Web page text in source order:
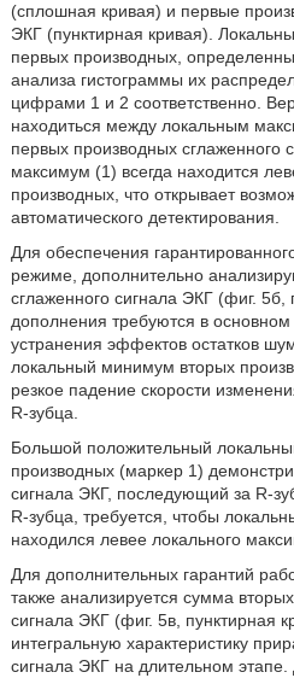
(сплошная кривая) и первые
ЭКГ (пунктирная кривая).
первых производных,
анализа гистограммы их
цифрами 1 и 2 соответственно.
находиться между локальным
первых производных сглаженного
максимум (1) всегда находится
производных, что открывает
автоматического детектирования.
Для обеспечения
режиме, дополнительно
сглаженного сигнала ЭКГ (фиг.
дополнения требуются в
устранения эффектов остатков
локальный минимум вторых
резкое падение скорости
R-зубца.
Большой положительный
производных (маркер 1)
сигнала ЭКГ, последующий за R-
R-зубца, требуется, чтобы
находился левее локального
Для дополнительных гарантий
также анализируется сумма
сигнала ЭКГ (фиг. 5в, пунктирная
интегральную характеристику
сигнала ЭКГ на длительном